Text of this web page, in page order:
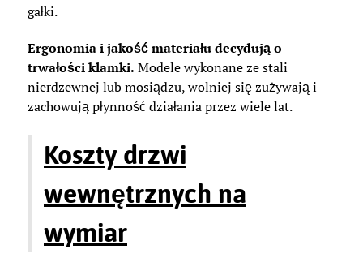
gałki.
Ergonomia i jakość materiału decydują o
trwałości klamki. Modele wykonane ze stali
nierdzewnej lub mosiądzu, wolniej się zużywają i
zachowują płynność działania przez wiele lat.
Koszty drzwi
wewnętrznych na
wymiar